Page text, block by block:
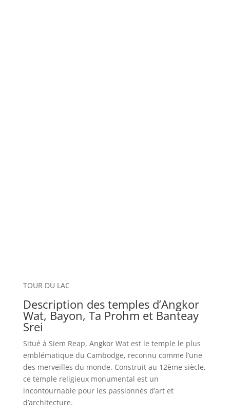
TOUR DU LAC
Description des temples d’Angkor
Wat, Bayon, Ta Prohm et Banteay
Srei
Situé à Siem Reap, Angkor Wat est le temple le plus
emblématique du Cambodge, reconnu comme l’une
des merveilles du monde. Construit au 12ème siècle,
ce temple religieux monumental est un
incontournable pour les passionnés d’art et
d’architecture.